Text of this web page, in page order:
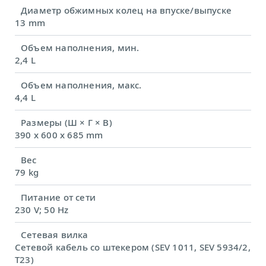
Диаметр обжимных колец на впуске/выпуске
13 mm
Объем наполнения, мин.
2,4 L
Объем наполнения, макс.
4,4 L
Размеры (Ш × Г × В)
390 x 600 x 685 mm
Вес
79 kg
Питание от сети
230 V; 50 Hz
Сетевая вилка
Сетевой кабель со штекером (SEV 1011, SEV 5934/2,
T23)